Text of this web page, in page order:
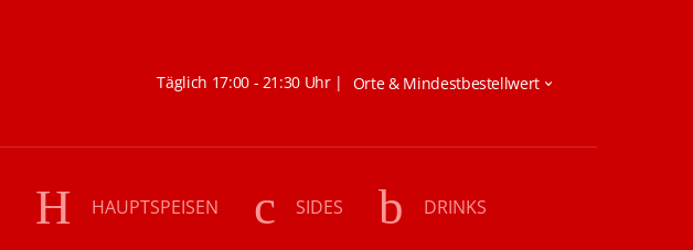
Täglich 17:00 - 21:30 Uhr |
HAUPTSPEISEN SIDES DRINKS